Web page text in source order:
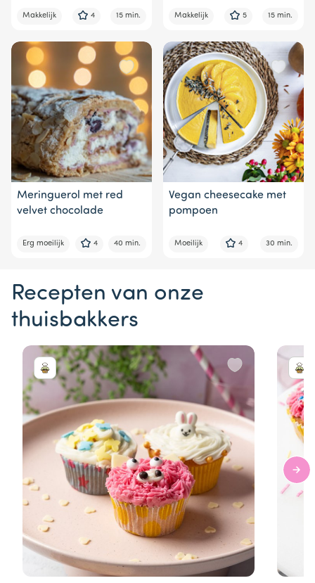
Makkelijk 4 15 min. Makkelijk 5 15 min.
Meringuerol met red
velvet chocolade
Erg moeilijk 4 40 min.
Vegan cheesecake met
pompoen
Moeilijk 4 30 min.
Recepten van onze
thuisbakkers